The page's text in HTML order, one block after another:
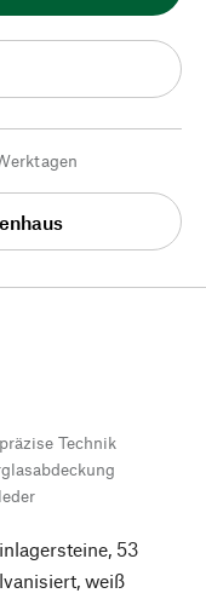
Technik
53
weiß